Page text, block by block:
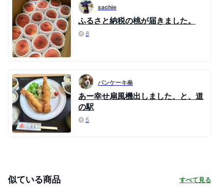
sachie
ふるさと納税の桃が届きました。
8
パンケーキ🥞
あー幸せ扇風機出しました、と、道
の駅
5
似ている商品 すべて見る